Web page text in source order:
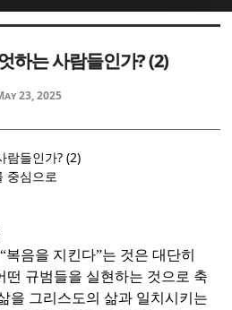
하는 사람들인가? (2)
23, 2025
람들인가? (2)
중심으로
“복음을 지킨다”는 것은 대단히
떤 규범들을 실현하는 것으로 축
을 그리스도의 삶과 일치시키는
케치북5
치북5
케치북5
치북5